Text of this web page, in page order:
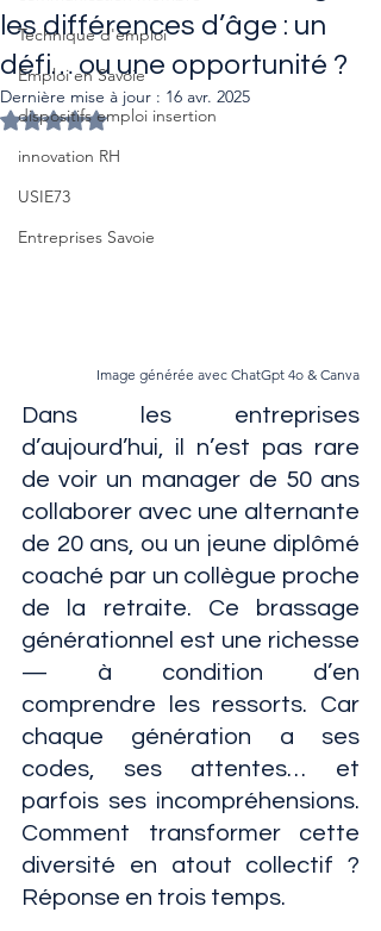
Technique d'emploi
Emploi en Savoie
dispositifs emploi insertion
innovation RH
USIE73
Entreprises Savoie
les différences d’âge : un
défi… ou une opportunité ?
Dernière mise à jour : 16 avr. 2025
Noté NaN étoiles sur 5.
Image générée avec ChatGpt 4o & Canva
Dans les entreprises
d’aujourd’hui, il n’est pas rare
de voir un manager de 50 ans
collaborer avec une alternante
de 20 ans, ou un jeune diplômé
coaché par un collègue proche
de la retraite. Ce brassage
générationnel est une richesse
— à condition d’en
comprendre les ressorts. Car
chaque génération a ses
codes, ses attentes… et
parfois ses incompréhensions.
Comment transformer cette
diversité en atout collectif ?
Réponse en trois temps.